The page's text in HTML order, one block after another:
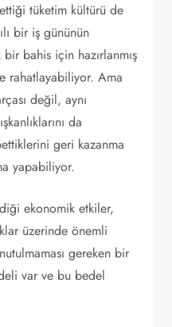
tüketim kültürü de
bir iş gününün
bahis için hazırlanmış
rahatlayabiliyor. Ama
değil, aynı
da
geri kazanma
yapabiliyor.
ekonomik etkiler,
üzerinde önemli
gereken bir
var ve bu bedel